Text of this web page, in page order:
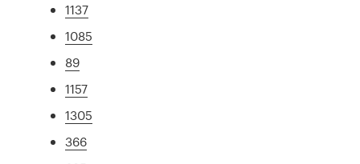
1137
1085
89
1157
1305
366